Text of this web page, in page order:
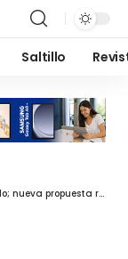
Saltillo
en la ciudad con platillos exóticos